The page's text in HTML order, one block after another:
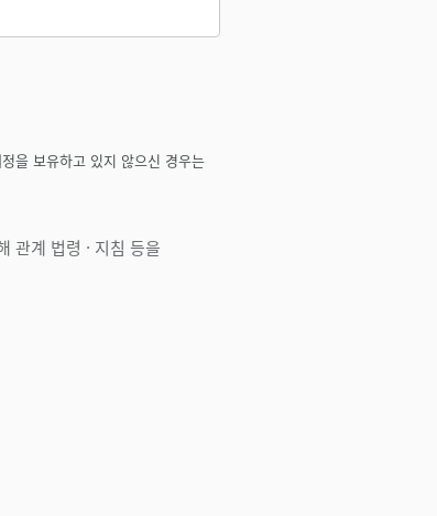
을 보유하고 있지 않으신 경우는
관계 법령 · 지침 등을